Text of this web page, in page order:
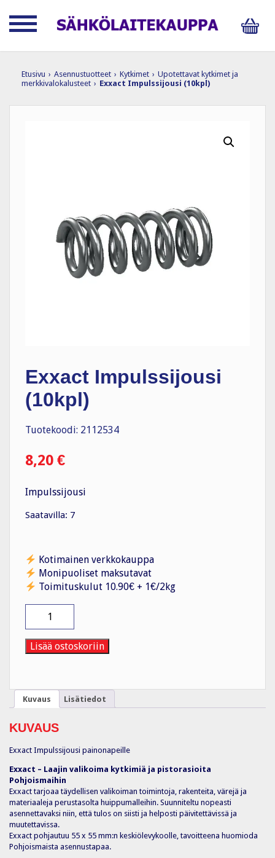
Etusivu › Asennustuotteet › Kytkimet › Upotettavat kytkimet ja
merkkivalokalusteet › Exxact Impulssijousi (10kpl)
Exxact Impulssijousi
(10kpl)
Tuotekoodi: 2112534
8,20 €
Impulssijousi
Saatavilla: 7
Kotimainen verkkokauppa
Monipuoliset maksutavat
Toimituskulut 10.90€ + 1€/2kg
Impulssijousi
(10kpl)
määrä
Lisää ostoskoriin
Kuvaus Lisätiedot
KUVAUS
Exxact Impulssijousi painonapeille
Exxact – Laajin valikoima kytkimiä ja pistorasioita
Pohjoismaihin
Exxact tarjoaa täydellisen valikoiman toimintoja, rakenteita, värejä ja
materiaaleja perustasolta huippumalleihin. Suunniteltu nopeasti
asennettavaksi niin, että tulos on siisti ja helposti päivitettävissä ja
muutettavissa.
Exxact pohjautuu 55 x 55 mm:n keskiölevykoolle, tavoitteena huomioda
Pohjoismaista asennustapaa.